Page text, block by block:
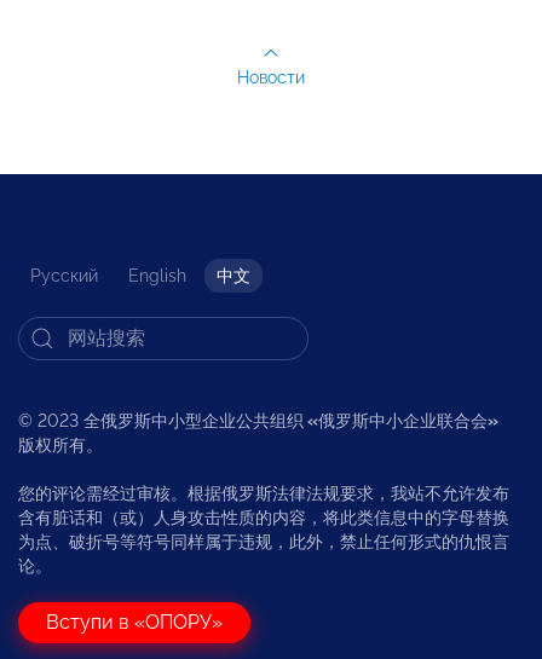
Новости
Русский English 中文
© 2023 全俄罗斯中小型企业公共组织 «俄罗斯中小企业联合会»
版权所有。
您的评论需经过审核。根据俄罗斯法律法规要求，我站不允许发布
含有脏话和（或）人身攻击性质的内容，将此类信息中的字母替换
为点、破折号等符号同样属于违规，此外，禁止任何形式的仇恨言
论。
Вступи в «ОПОРУ»